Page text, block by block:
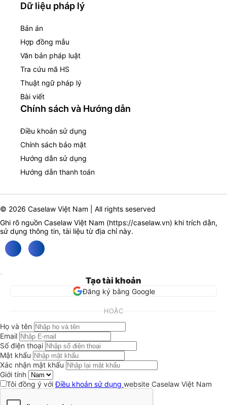
Dữ liệu pháp lý
Bản án
Hợp đồng mẫu
Văn bản pháp luật
Tra cứu mã HS
Thuật ngữ pháp lý
Bài viết
Chính sách và Hướng dẫn
Điều khoản sử dụng
Chính sách bảo mật
Hướng dẫn sử dụng
Hướng dẫn thanh toán
© 2026 Caselaw Việt Nam | All rights seserved
Ghi rõ nguồn Caselaw Việt Nam (https://caselaw.vn) khi trích dẫn,
sử dụng thông tin, tài liệu từ địa chỉ này.
Tạo tài khoản
Đăng ký bằng Google
HOẶC
Họ và tên
Email
Số điện thoại
Mật khẩu
Xác nhận mật khẩu
Giới tính
Tôi đồng ý vớiĐiều khoản sử dụng website Caselaw Việt Nam